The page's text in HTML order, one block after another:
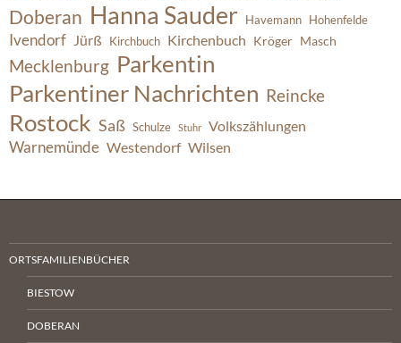
Doberan Hanna Sauder Havemann Hohenfelde
Ivendorf Jürß Kirchbuch Kirchenbuch Kröger Masch
Mecklenburg Parkentin
Parkentiner Nachrichten Reincke
Rostock Saß Schulze Stuhr Volkszählungen
Warnemünde Westendorf Wilsen
ORTSFAMILIENBÜCHER
BIESTOW
DOBERAN